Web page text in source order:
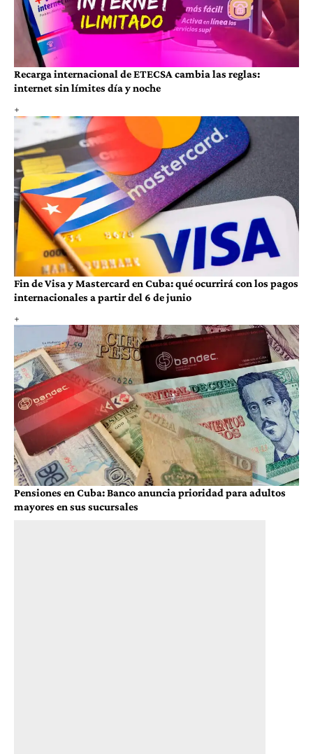
Recarga internacional de ETECSA cambia las reglas:
internet sin límites día y noche
Fin de Visa y Mastercard en Cuba: qué ocurrirá con los pagos
internacionales a partir del 6 de junio
Pensiones en Cuba: Banco anuncia prioridad para adultos
mayores en sus sucursales